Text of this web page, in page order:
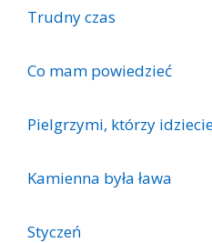
Trudny czas
Co mam powiedzieć
Pielgrzymi, którzy
Kamienna była ława
Styczeń